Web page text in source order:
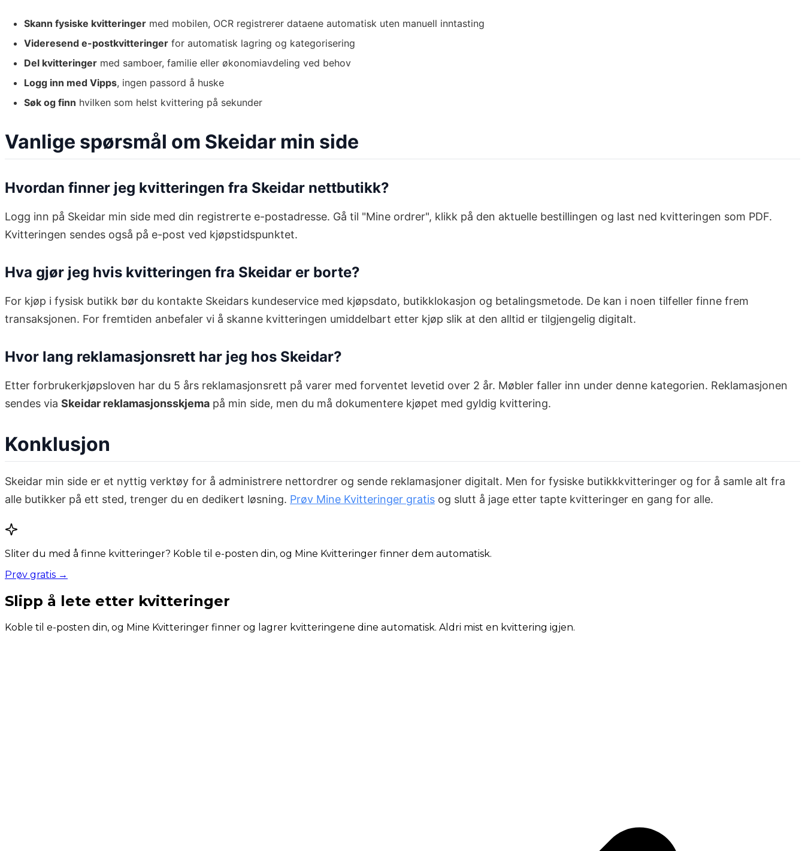
Skann fysiske kvitteringer med mobilen, OCR registrerer dataene automatisk uten manuell inntasting
Videresend e-postkvitteringer for automatisk lagring og kategorisering
Del kvitteringer med samboer, familie eller økonomiavdeling ved behov
Logg inn med Vipps, ingen passord å huske
Søk og finn hvilken som helst kvittering på sekunder
Vanlige spørsmål om Skeidar min side
Hvordan finner jeg kvitteringen fra Skeidar nettbutikk?
Logg inn på Skeidar min side med din registrerte e-postadresse. Gå til "Mine ordrer", klikk på den aktuelle bestillingen og last ned kvitteringen som PDF.
Kvitteringen sendes også på e-post ved kjøpstidspunktet.
Hva gjør jeg hvis kvitteringen fra Skeidar er borte?
For kjøp i fysisk butikk bør du kontakte Skeidars kundeservice med kjøpsdato, butikklokasjon og betalingsmetode. De kan i noen tilfeller finne frem
transaksjonen. For fremtiden anbefaler vi å skanne kvitteringen umiddelbart etter kjøp slik at den alltid er tilgjengelig digitalt.
Hvor lang reklamasjonsrett har jeg hos Skeidar?
Etter forbrukerkjøpsloven har du 5 års reklamasjonsrett på varer med forventet levetid over 2 år. Møbler faller inn under denne kategorien. Reklamasjonen
sendes via Skeidar reklamasjonsskjema på min side, men du må dokumentere kjøpet med gyldig kvittering.
Konklusjon
Skeidar min side er et nyttig verktøy for å administrere nettordrer og sende reklamasjoner digitalt. Men for fysiske butikkkvitteringer og for å samle alt fra
alle butikker på ett sted, trenger du en dedikert løsning. Prøv Mine Kvitteringer gratis og slutt å jage etter tapte kvitteringer en gang for alle.
Sliter du med å finne kvitteringer? Koble til e-posten din, og Mine Kvitteringer finner dem automatisk.
Prøv gratis →
Slipp å lete etter kvitteringer
Koble til e-posten din, og Mine Kvitteringer finner og lagrer kvitteringene dine automatisk. Aldri mist en kvittering igjen.